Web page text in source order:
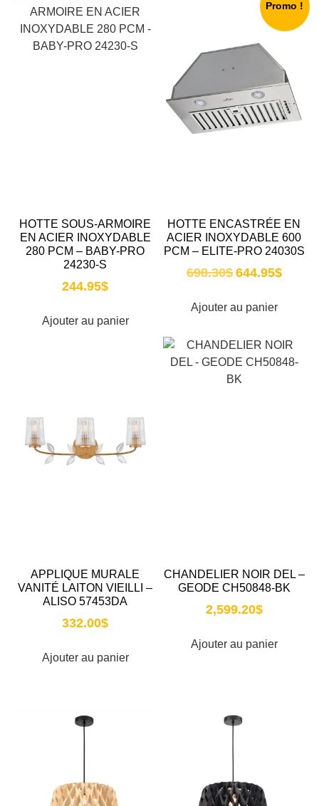
HOTTE SOUS-ARMOIRE
EN ACIER INOXYDABLE
280 PCM – BABY-PRO
24230-S
244.95$
Ajouter au panier
Promo !
HOTTE ENCASTRÉE EN
ACIER INOXYDABLE 600
PCM – ELITE-PRO 24030S
698.30$ 644.95$
Ajouter au panier
APPLIQUE MURALE
VANITÉ LAITON VIEILLI –
ALISO 57453DA
332.00$
Ajouter au panier
CHANDELIER NOIR DEL –
GEODE CH50848-BK
2,599.20$
Ajouter au panier